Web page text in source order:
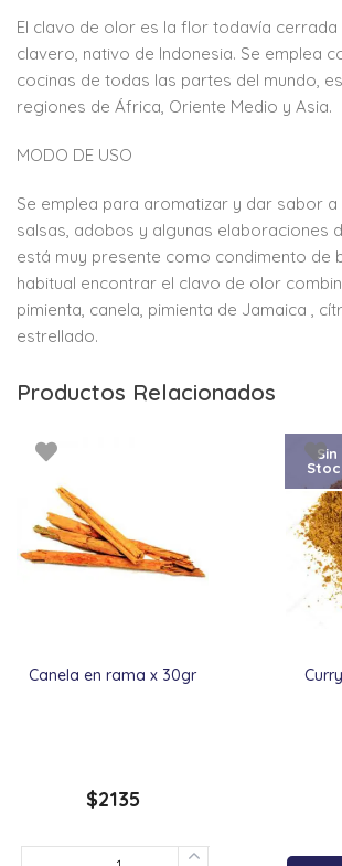
El clavo de olor es la flor todavía
clavero, nativo de Indonesia. Se emplea
cocinas de todas las partes del mundo,
regiones de África, Oriente Medio y Asia.
MODO DE USO
Se emplea para aromatizar y dar sabor a
salsas, adobos y algunas elaboraciones
está muy presente como condimento de
habitual encontrar el clavo de olor
pimienta, canela, pimienta de Jamaica ,
estrellado.
Productos Relacionados
Canela en rama x 30gr
$2135
Sin